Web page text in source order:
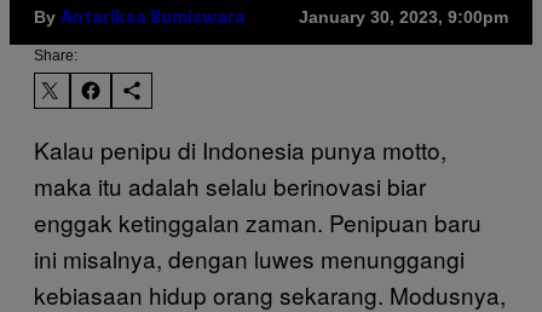
By Antariksa Bumiswara January 30, 2023, 9:00pm
Share:
Kalau penipu di Indonesia punya motto,
maka itu adalah selalu berinovasi biar
enggak ketinggalan zaman. Penipuan baru
ini misalnya, dengan luwes menunggangi
kebiasaan hidup orang sekarang. Modusnya,